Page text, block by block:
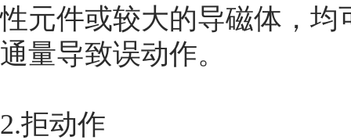
性元件或较大的导磁体，
通量导致误动作。
2.拒动作